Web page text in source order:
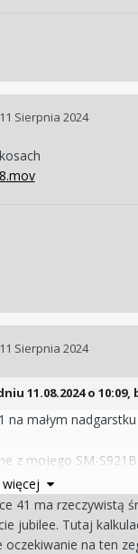
11 Sierpnia 2024
11 Sierpnia 2024
11.08.2024 o 10:09,
na małym
z mojego SM-
41 ma rzeczywistą
jubilee. Tutaj
oczekiwanie na ten